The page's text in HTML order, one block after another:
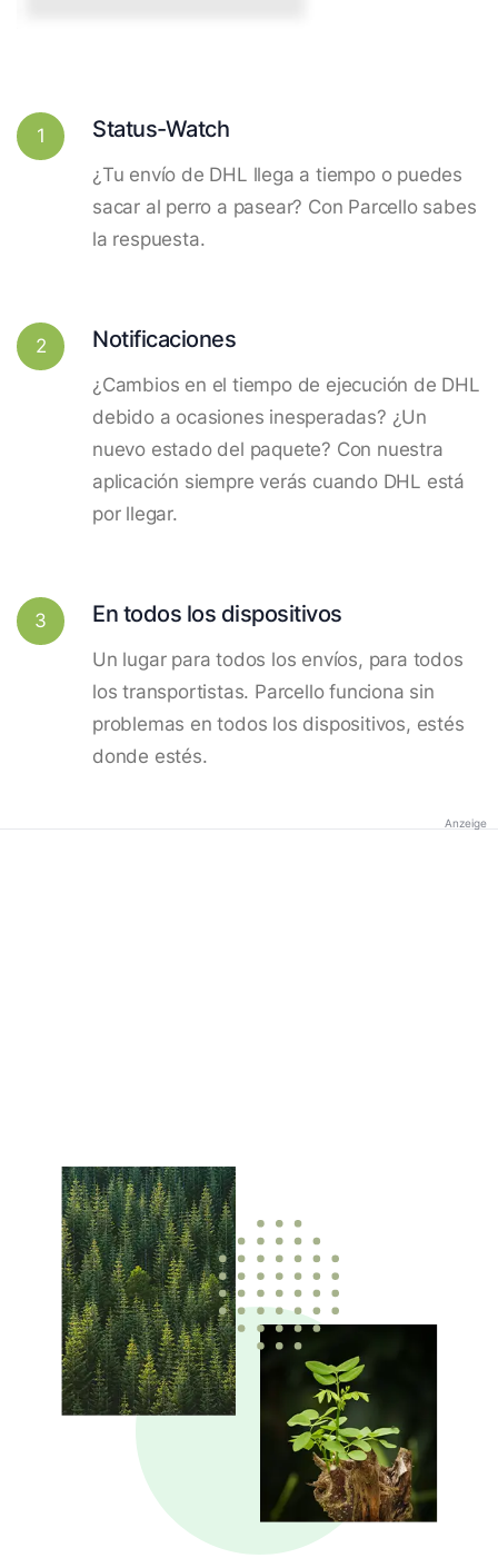
1 Status-Watch
¿Tu envío de DHL llega a tiempo o puedes
sacar al perro a pasear? Con Parcello sabes
la respuesta.
2 Notificaciones
¿Cambios en el tiempo de ejecución de DHL
debido a ocasiones inesperadas? ¿Un
nuevo estado del paquete? Con nuestra
aplicación siempre verás cuando DHL está
por llegar.
3 En todos los dispositivos
Un lugar para todos los envíos, para todos
los transportistas. Parcello funciona sin
problemas en todos los dispositivos, estés
donde estés.
Anzeige